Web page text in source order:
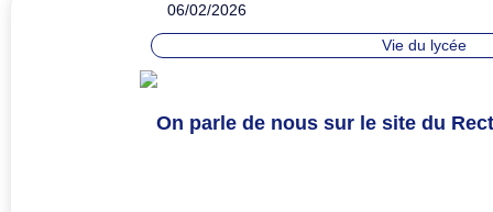
06/02/2026
Vie du lycée
On parle de nous sur le site du